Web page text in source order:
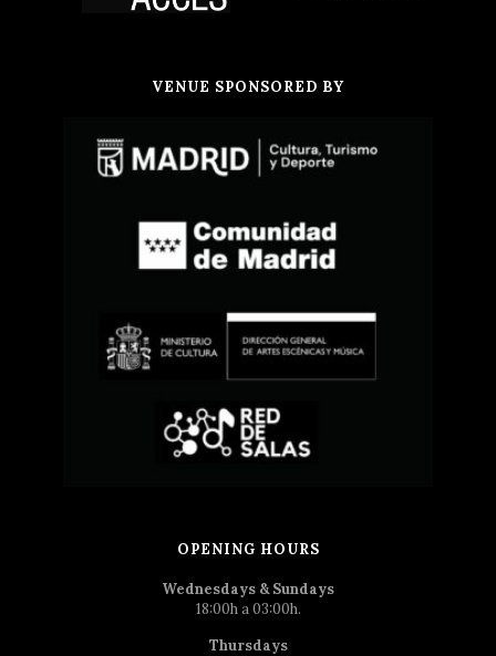
VENUE SPONSORED BY
OPENING HOURS
Wednesdays & Sundays
18:00h a 03:00h.
Thursdays